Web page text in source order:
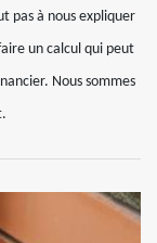
pas à nous expliquer
un calcul qui peut
Nous sommes